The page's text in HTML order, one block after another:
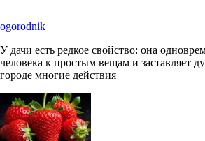
ogorodnik
У дачи есть редкое свойство: она
человека к простым вещам и заставляет
городе многие действия